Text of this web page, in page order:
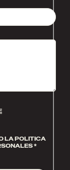
LA POLITICA
*